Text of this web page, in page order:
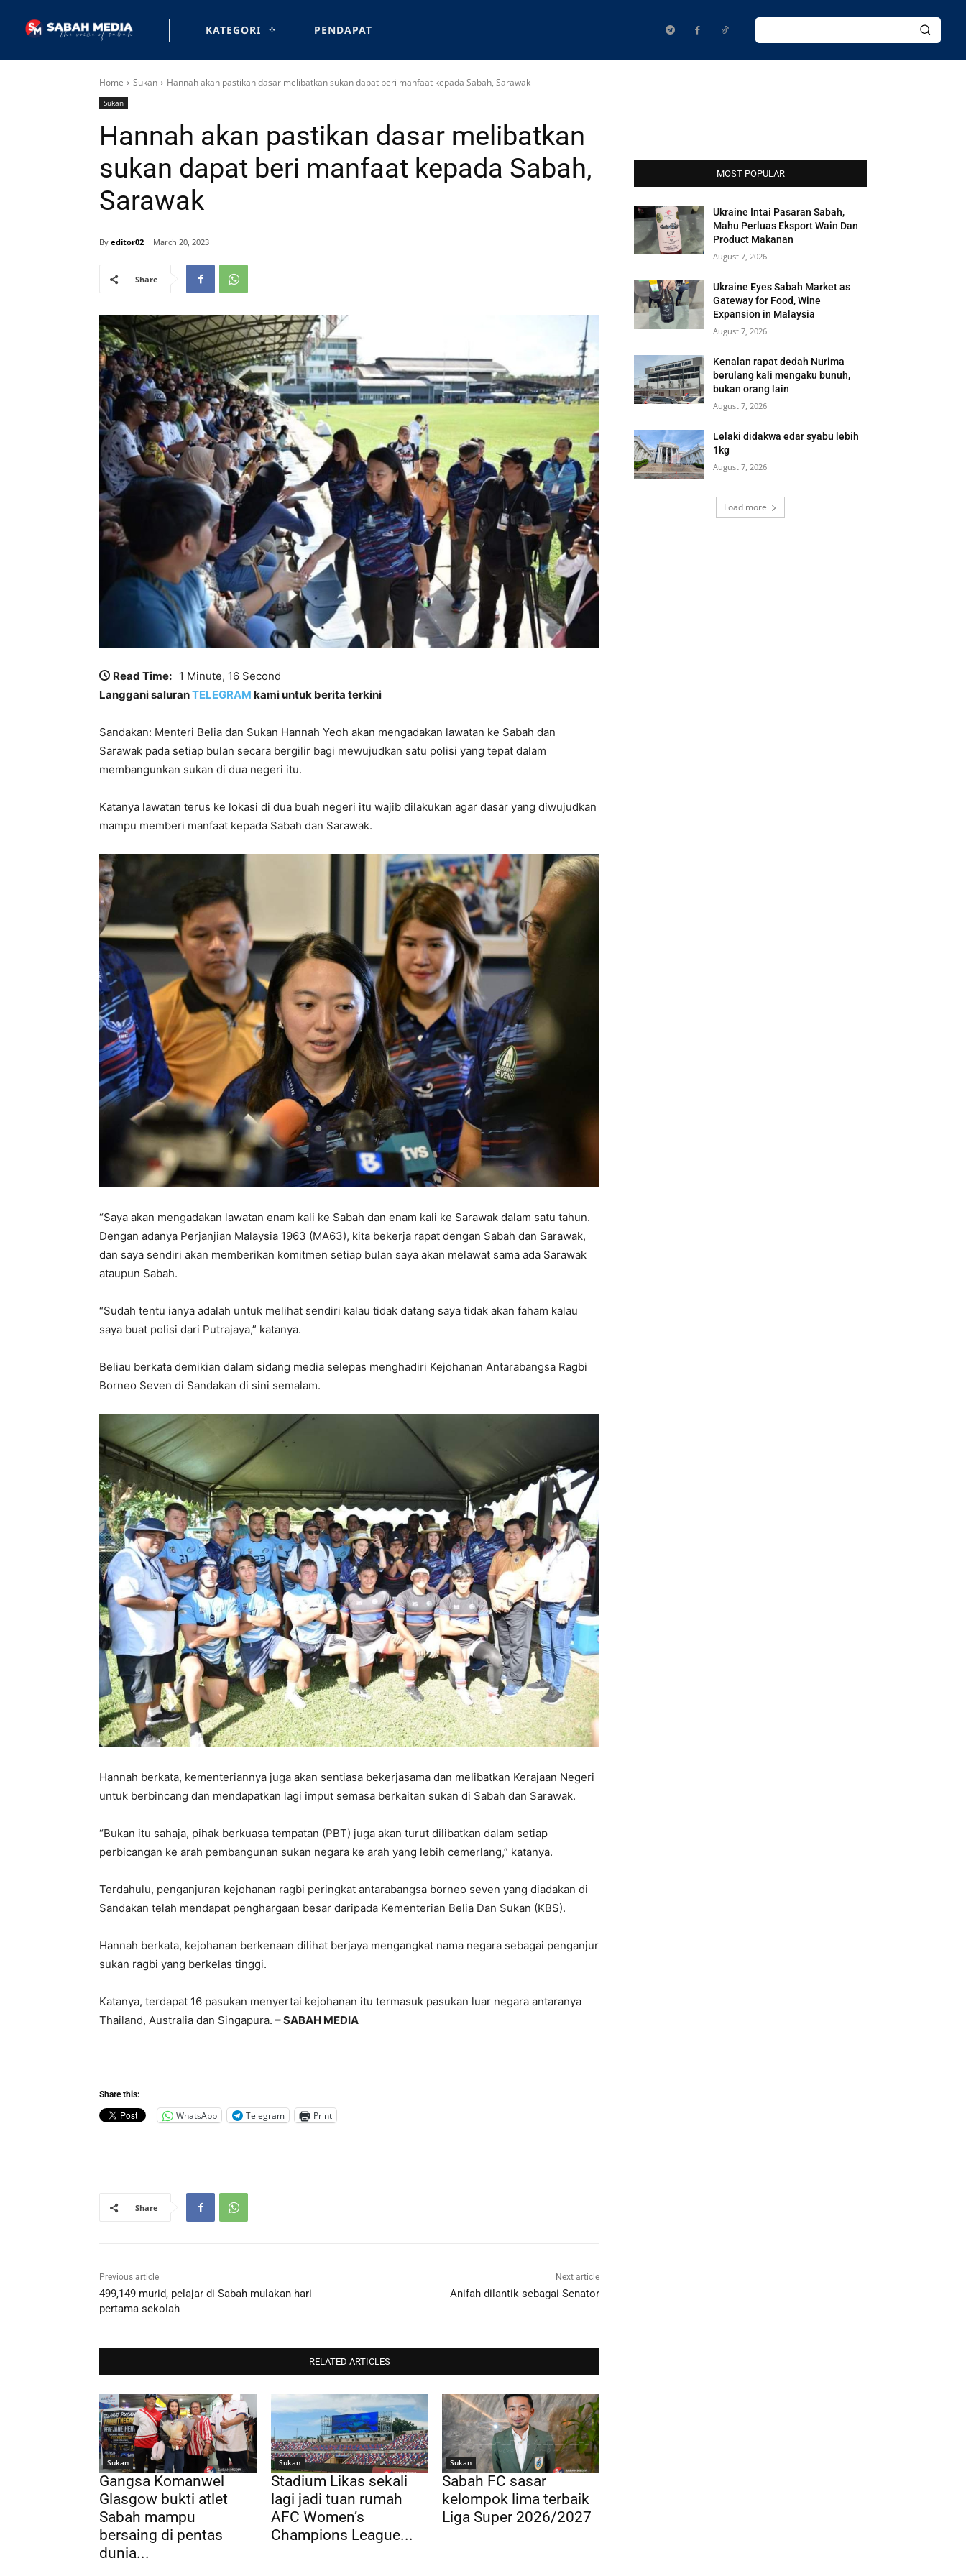
KATEGORI PENDAPAT
Home Sukan Hannah akan pastikan dasar melibatkan sukan dapat beri manfaat kepada Sabah, Sarawak
Sukan
Hannah akan pastikan dasar melibatkan
sukan dapat beri manfaat kepada Sabah,
Sarawak
By editor02 March 20, 2023
Share
Read Time: 1 Minute, 16 Second
Langgani saluranTELEGRAM kami untuk berita terkini
Sandakan: Menteri Belia dan Sukan Hannah Yeoh akan mengadakan lawatan ke Sabah dan
Sarawak pada setiap bulan secara bergilir bagi mewujudkan satu polisi yang tepat dalam
membangunkan sukan di dua negeri itu.
Katanya lawatan terus ke lokasi di dua buah negeri itu wajib dilakukan agar dasar yang diwujudkan
mampu memberi manfaat kepada Sabah dan Sarawak.
“Saya akan mengadakan lawatan enam kali ke Sabah dan enam kali ke Sarawak dalam satu tahun.
Dengan adanya Perjanjian Malaysia 1963 (MA63), kita bekerja rapat dengan Sabah dan Sarawak,
dan saya sendiri akan memberikan komitmen setiap bulan saya akan melawat sama ada Sarawak
ataupun Sabah.
“Sudah tentu ianya adalah untuk melihat sendiri kalau tidak datang saya tidak akan faham kalau
saya buat polisi dari Putrajaya,” katanya.
Beliau berkata demikian dalam sidang media selepas menghadiri Kejohanan Antarabangsa Ragbi
Borneo Seven di Sandakan di sini semalam.
Hannah berkata, kementeriannya juga akan sentiasa bekerjasama dan melibatkan Kerajaan Negeri
untuk berbincang dan mendapatkan lagi imput semasa berkaitan sukan di Sabah dan Sarawak.
“Bukan itu sahaja, pihak berkuasa tempatan (PBT) juga akan turut dilibatkan dalam setiap
perbicangan ke arah pembangunan sukan negara ke arah yang lebih cemerlang,” katanya.
Terdahulu, penganjuran kejohanan ragbi peringkat antarabangsa borneo seven yang diadakan di
Sandakan telah mendapat penghargaan besar daripada Kementerian Belia Dan Sukan (KBS).
Hannah berkata, kejohanan berkenaan dilihat berjaya mengangkat nama negara sebagai penganjur
sukan ragbi yang berkelas tinggi.
Katanya, terdapat 16 pasukan menyertai kejohanan itu termasuk pasukan luar negara antaranya
Thailand, Australia dan Singapura. – SABAH MEDIA
Share this:
WhatsApp Telegram Print
Share
Previous article
499,149 murid, pelajar di Sabah mulakan hari
pertama sekolah
Next article
Anifah dilantik sebagai Senator
RELATED ARTICLES
Sukan
Gangsa Komanwel
Glasgow bukti atlet
Sabah mampu
bersaing di pentas
dunia...
Sukan
Stadium Likas sekali
lagi jadi tuan rumah
AFC Women’s
Champions League...
Sukan
Sabah FC sasar
kelompok lima terbaik
Liga Super 2026/2027
MOST POPULAR
Ukraine Intai Pasaran Sabah,
Mahu Perluas Eksport Wain Dan
Product Makanan
August 7, 2026
Ukraine Eyes Sabah Market as
Gateway for Food, Wine
Expansion in Malaysia
August 7, 2026
Kenalan rapat dedah Nurima
berulang kali mengaku bunuh,
bukan orang lain
August 7, 2026
Lelaki didakwa edar syabu lebih
1kg
August 7, 2026
Load more